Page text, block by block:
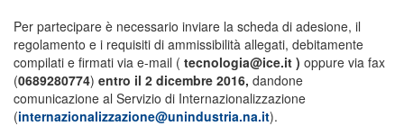
Per partecipare è necessario inviare la scheda di adesione, il
regolamento e i requisiti di ammissibilità allegati, debitamente
compilati e firmati via e-mail ( tecnologia@ice.it ) oppure via fax
(0689280774) entro il 2 dicembre 2016, dandone
comunicazione al Servizio di Internazionalizzazione
(internazionalizzazione@unindustria.na.it).